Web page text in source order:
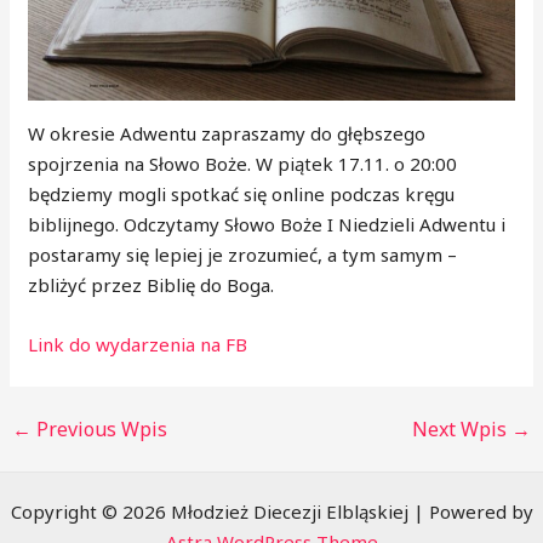
W okresie Adwentu zapraszamy do głębszego
spojrzenia na Słowo Boże. W piątek 17.11. o 20:00
będziemy mogli spotkać się online podczas kręgu
biblijnego. Odczytamy Słowo Boże I Niedzieli Adwentu i
postaramy się lepiej je zrozumieć, a tym samym –
zbliżyć przez Biblię do Boga.
Link do wydarzenia na FB
← Previous Wpis Next Wpis →
Copyright © 2026 Młodzież Diecezji Elbląskiej | Powered by